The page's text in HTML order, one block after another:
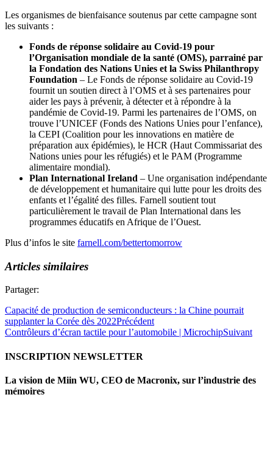
Les organismes de bienfaisance soutenus par cette campagne sont
les suivants :
Fonds de réponse solidaire au Covid-19 pour
l’Organisation mondiale de la santé (OMS), parrainé par
la Fondation des Nations Unies et la Swiss Philanthropy
Foundation – Le Fonds de réponse solidaire au Covid-19
fournit un soutien direct à l’OMS et à ses partenaires pour
aider les pays à prévenir, à détecter et à répondre à la
pandémie de Covid-19. Parmi les partenaires de l’OMS, on
trouve l’UNICEF (Fonds des Nations Unies pour l’enfance),
la CEPI (Coalition pour les innovations en matière de
préparation aux épidémies), le HCR (Haut Commissariat des
Nations unies pour les réfugiés) et le PAM (Programme
alimentaire mondial).
Plan International Ireland – Une organisation indépendante
de développement et humanitaire qui lutte pour les droits des
enfants et l’égalité des filles. Farnell soutient tout
particulièrement le travail de Plan International dans les
programmes éducatifs en Afrique de l’Ouest.
Plus d’infos le site farnell.com/bettertomorrow
Articles similaires
Partager:
Capacité de production de semiconducteurs : la Chine pourrait
supplanter la Corée dès 2022Précédent
Contrôleurs d’écran tactile pour l’automobile | MicrochipSuivant
INSCRIPTION NEWSLETTER
La vision de Miin WU, CEO de Macronix, sur l’industrie des
mémoires